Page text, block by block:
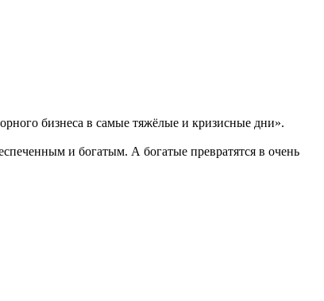
бизнеса в самые тяжёлые и кризисные дни».
и богатым. А богатые превратятся в очень